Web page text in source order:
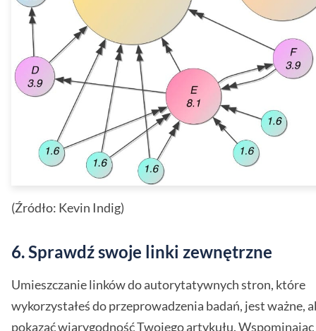
(Źródło: Kevin Indig)
6. Sprawdź swoje linki zewnętrzne
Umieszczanie linków do autorytatywnych stron, które
wykorzystałeś do przeprowadzenia badań, jest ważne,
pokazać wiarygodność Twojego artykułu. Wspominając